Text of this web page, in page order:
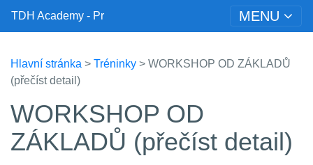
TDH Academy - Pr MENU
Hlavní stránka > Tréninky > WORKSHOP OD ZÁKLADŮ
(přečíst detail)
WORKSHOP OD
ZÁKLADŮ (přečíst detail)